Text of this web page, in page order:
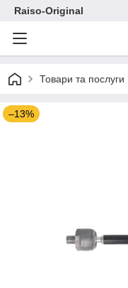
Raiso-Original
Товари та послуги
–13%